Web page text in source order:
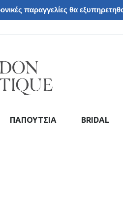
παραγγελίες θα
ΠΑΠΟΥΤΣΙΑ BRIDAL